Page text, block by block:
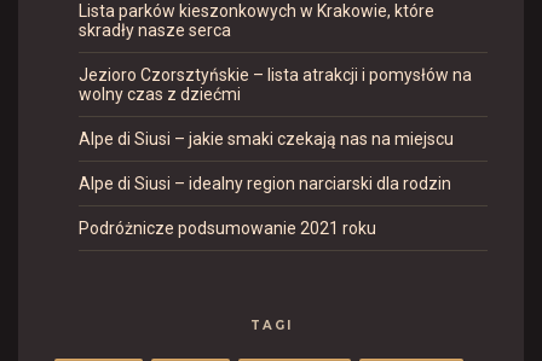
Lista parków kieszonkowych w Krakowie, które
skradły nasze serca
Jezioro Czorsztyńskie – lista atrakcji i pomysłów na
wolny czas z dziećmi
Alpe di Siusi – jakie smaki czekają nas na miejscu
Alpe di Siusi – idealny region narciarski dla rodzin
Podróżnicze podsumowanie 2021 roku
TAGI